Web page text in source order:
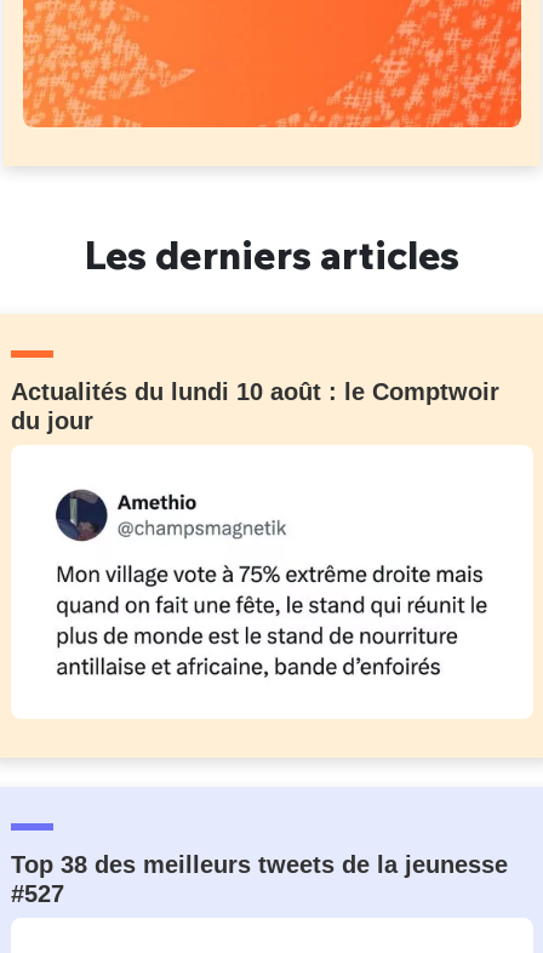
Les derniers articles
Actualités du lundi 10 août : le Comptwoir
du jour
Top 38 des meilleurs tweets de la jeunesse
#527